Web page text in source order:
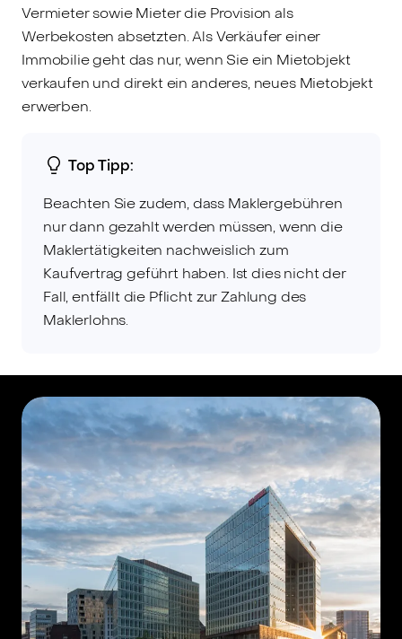
Vermieter sowie Mieter die Provision als
Werbekosten absetzten. Als Verkäufer einer
Immobilie geht das nur, wenn Sie ein Mietobjekt
verkaufen und direkt ein anderes, neues Mietobjekt
erwerben.
Top Tipp:
Beachten Sie zudem, dass Maklergebühren
nur dann gezahlt werden müssen, wenn die
Maklertätigkeiten nachweislich zum
Kaufvertrag geführt haben. Ist dies nicht der
Fall, entfällt die Pflicht zur Zahlung des
Maklerlohns.